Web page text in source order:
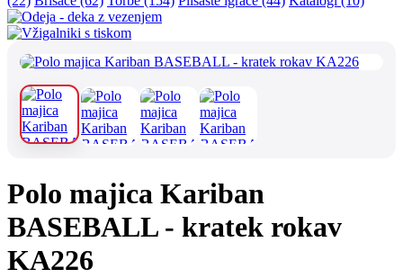
Polo majica Kariban
BASEBALL - kratek rokav
KA226